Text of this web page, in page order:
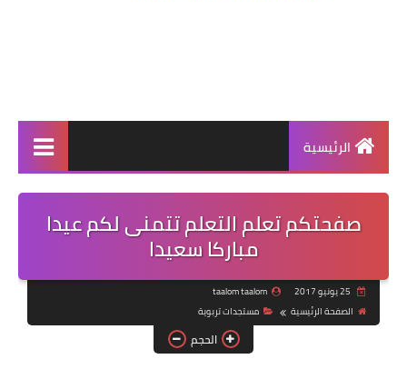
الرئيسية
صفحتكم تعلم التعلم تتمنى لكم عيدا
مباركا سعيدا
taalom taalom
الصفحة الرئيسية
مستجدات تربوية
الحجم